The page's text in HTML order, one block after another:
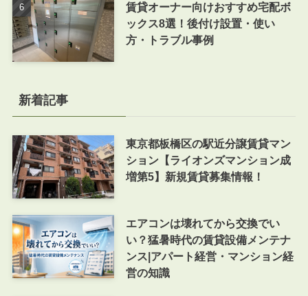
賃貸オーナー向けおすすめ宅配ボ
ックス8選！後付け設置・使い
方・トラブル事例
新着記事
東京都板橋区の駅近分譲賃貸マン
ション【ライオンズマンション成
増第5】新規賃貸募集情報！
エアコンは壊れてから交換でい
い？猛暑時代の賃貸設備メンテナ
ンス|アパート経営・マンション経
営の知識